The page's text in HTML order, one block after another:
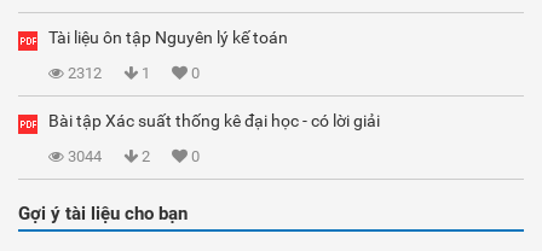
Tài liệu ôn tập Nguyên lý kế toán
2312 1 0
Bài tập Xác suất thống kê đại học - có lời giải
3044 2 0
Gợi ý tài liệu cho bạn